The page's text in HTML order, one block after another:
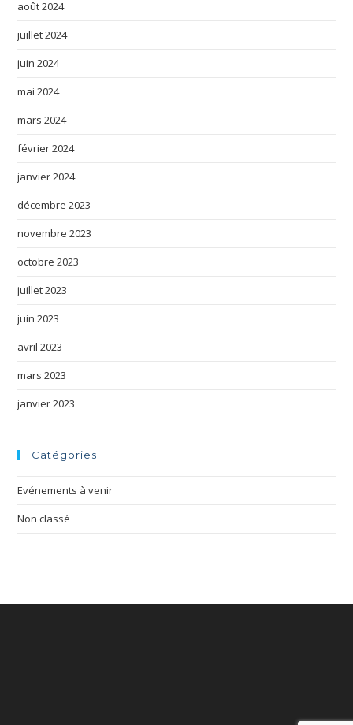
août 2024
juillet 2024
juin 2024
mai 2024
mars 2024
février 2024
janvier 2024
décembre 2023
novembre 2023
octobre 2023
juillet 2023
juin 2023
avril 2023
mars 2023
janvier 2023
Catégories
Evénements à venir
Non classé